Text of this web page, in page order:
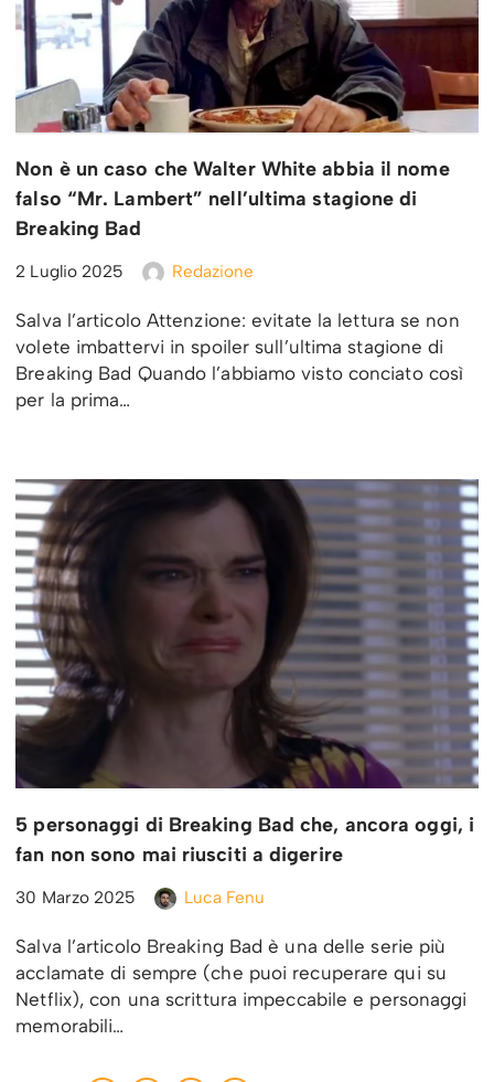
Non è un caso che Walter White abbia il nome
falso “Mr. Lambert” nell’ultima stagione di
Breaking Bad
2 Luglio 2025 Redazione
Salva l’articolo Attenzione: evitate la lettura se non
volete imbattervi in spoiler sull’ultima stagione di
Breaking Bad Quando l’abbiamo visto conciato così
per la prima…
5 personaggi di Breaking Bad che, ancora oggi, i
fan non sono mai riusciti a digerire
30 Marzo 2025 Luca Fenu
Salva l’articolo Breaking Bad è una delle serie più
acclamate di sempre (che puoi recuperare qui su
Netflix), con una scrittura impeccabile e personaggi
memorabili…